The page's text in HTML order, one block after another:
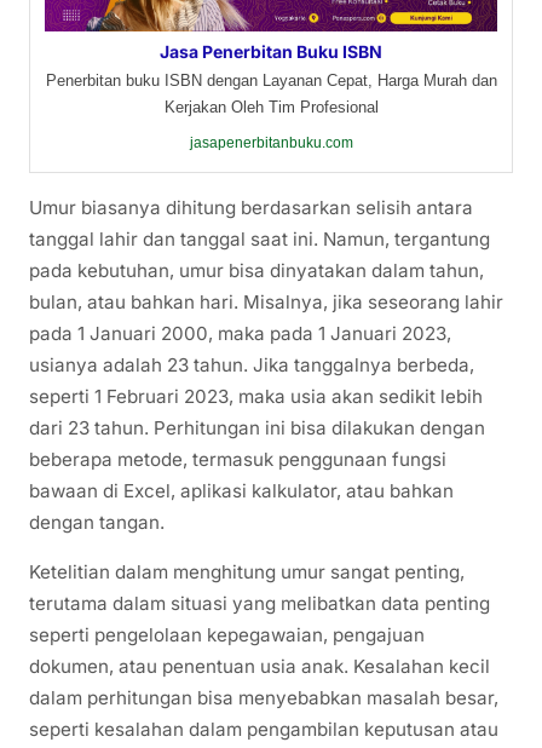
Jasa Penerbitan Buku ISBN
Penerbitan buku ISBN dengan Layanan Cepat, Harga Murah dan
Kerjakan Oleh Tim Profesional
jasapenerbitanbuku.com
Umur biasanya dihitung berdasarkan selisih antara
tanggal lahir dan tanggal saat ini. Namun, tergantung
pada kebutuhan, umur bisa dinyatakan dalam tahun,
bulan, atau bahkan hari. Misalnya, jika seseorang lahir
pada 1 Januari 2000, maka pada 1 Januari 2023,
usianya adalah 23 tahun. Jika tanggalnya berbeda,
seperti 1 Februari 2023, maka usia akan sedikit lebih
dari 23 tahun. Perhitungan ini bisa dilakukan dengan
beberapa metode, termasuk penggunaan fungsi
bawaan di Excel, aplikasi kalkulator, atau bahkan
dengan tangan.
Ketelitian dalam menghitung umur sangat penting,
terutama dalam situasi yang melibatkan data penting
seperti pengelolaan kepegawaian, pengajuan
dokumen, atau penentuan usia anak. Kesalahan kecil
dalam perhitungan bisa menyebabkan masalah besar,
seperti kesalahan dalam pengambilan keputusan atau